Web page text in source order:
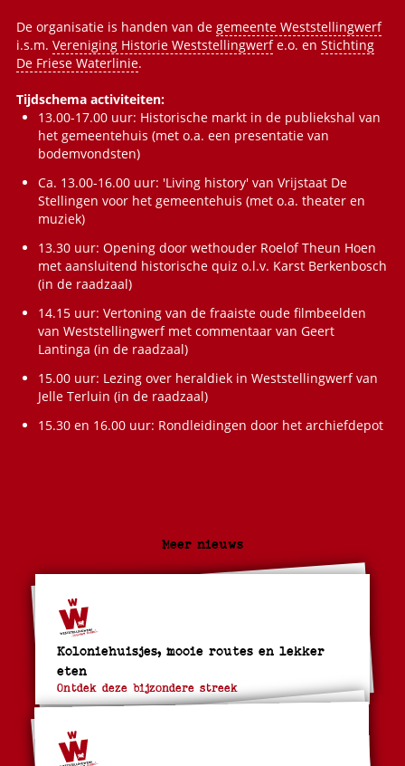
De organisatie is handen van de gemeente Weststellingwerf
i.s.m. Vereniging Historie Weststellingwerfe.o. en Stichting
De Friese Waterlinie.
Tijdschema activiteiten:
13.00-17.00 uur: Historische markt in de publiekshal van
het gemeentehuis (met o.a. een presentatie van
bodemvondsten)
Ca. 13.00-16.00 uur: 'Living history' van Vrijstaat De
Stellingen voor het gemeentehuis (met o.a. theater en
muziek)
13.30 uur: Opening door wethouder Roelof Theun Hoen
met aansluitend historische quiz o.l.v. Karst Berkenbosch
(in de raadzaal)
14.15 uur: Vertoning van de fraaiste oude filmbeelden
van Weststellingwerf met commentaar van Geert
Lantinga (in de raadzaal)
15.00 uur: Lezing over heraldiek in Weststellingwerf van
Jelle Terluin (in de raadzaal)
15.30 en 16.00 uur: Rondleidingen door het archiefdepot
Meer nieuws
Koloniehuisjes, mooie routes en lekker
eten
Ontdek deze bijzondere streek